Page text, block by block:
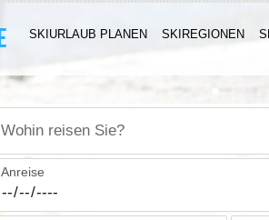
SKIURLAUB PLANEN SKIREGIONEN
Wohin reisen Sie?
Anreise